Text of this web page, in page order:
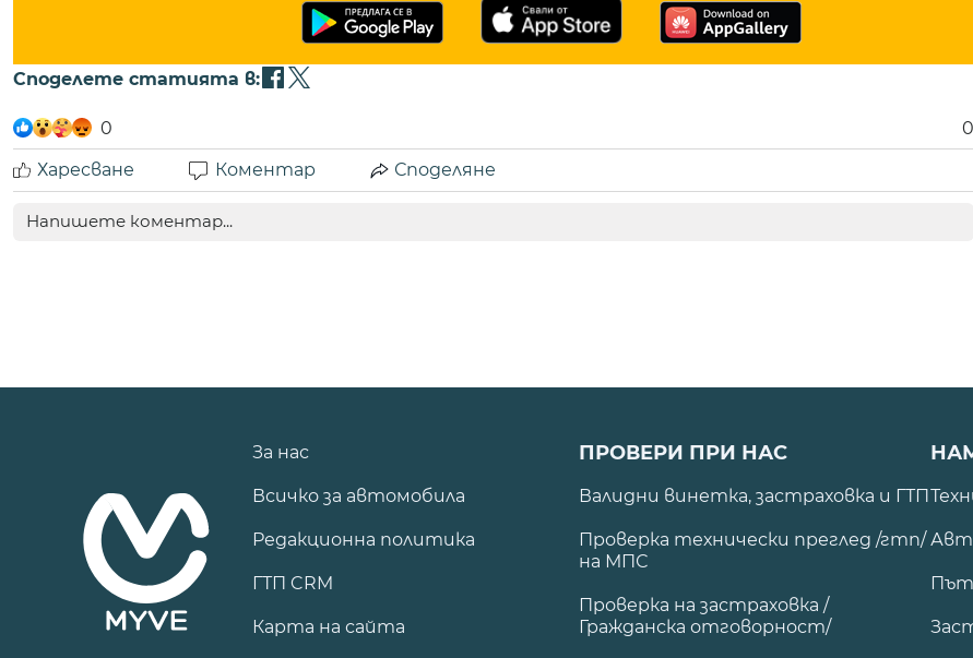
Споделете статията в:
0 0
Харесване
Коментар Споделяне
За нас
Всичко за автомобила
Редакционна политика
ГТП CRM
Карта на сайта
ПРОВЕРИ ПРИ НАС
Валидни винетка, застраховка и ГТП
Проверка технически преглед /гтп/
на МПС
Проверка на застраховка /
Гражданска отговорност/